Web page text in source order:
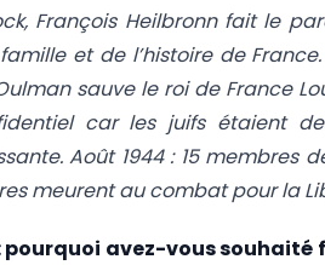
François Heilbronn fait le
et de l’histoire de France.
sauve le roi de France
car les juifs étaient
Août 1944 : 15 membres
meurent au combat pour la
pourquoi avez-vous souhaité